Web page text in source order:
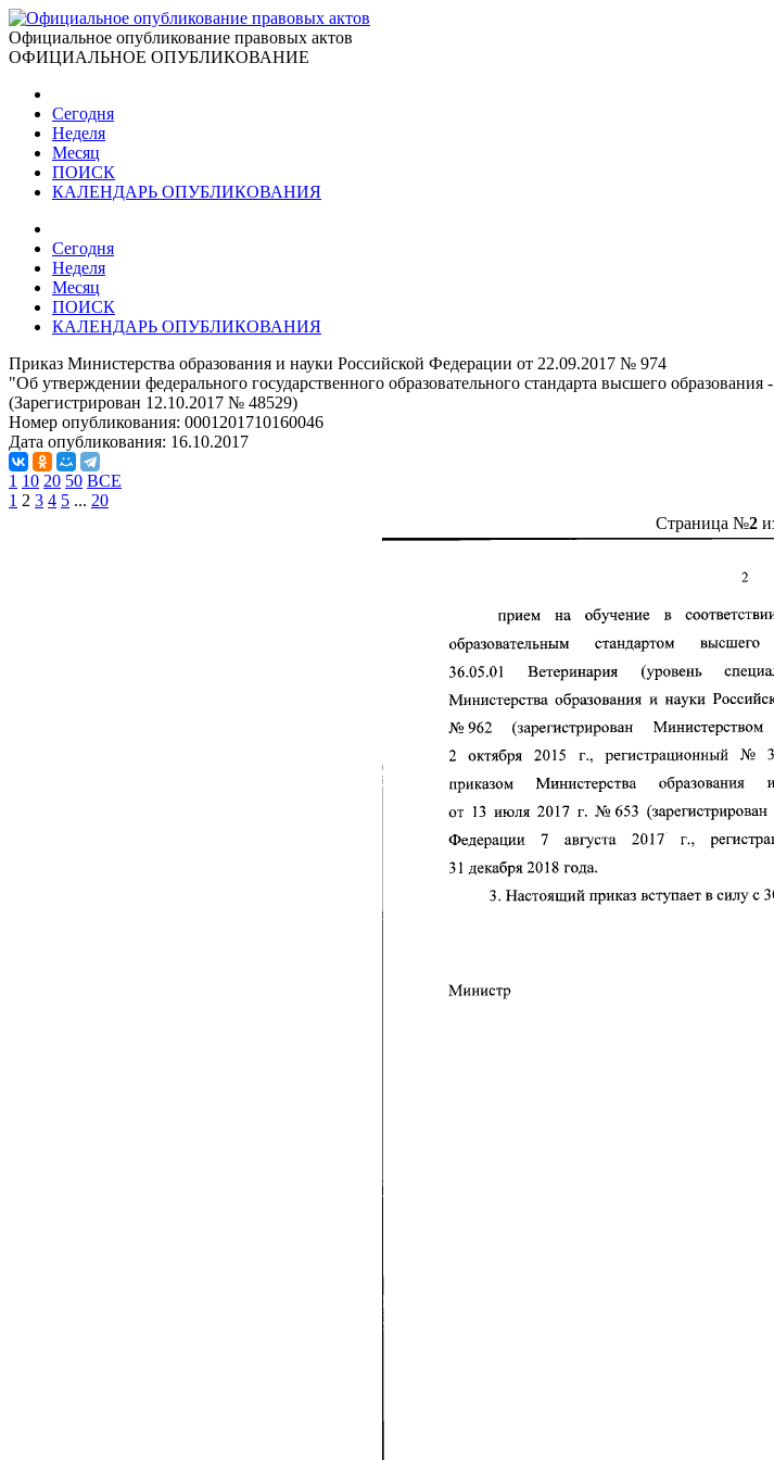
Официальное опубликование правовых актов
ОФИЦИАЛЬНОЕ ОПУБЛИКОВАНИЕ
Сегодня
Неделя
Месяц
ПОИСК
КАЛЕНДАРЬ ОПУБЛИКОВАНИЯ
Сегодня
Неделя
Месяц
ПОИСК
КАЛЕНДАРЬ ОПУБЛИКОВАНИЯ
Приказ Министерства образования и науки Российской Федерации от 22.09.2017 № 974
"Об утверждении федерального государственного образовательного стандарта высшего
(Зарегистрирован 12.10.2017 № 48529)
Номер опубликования: 0001201710160046
Дата опубликования: 16.10.2017
1 10 20 50 ВСЕ
1 2 3 4 5 ... 20
Страница №2